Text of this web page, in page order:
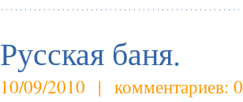
Русская баня.
10/09/2010 | комментариев: 0